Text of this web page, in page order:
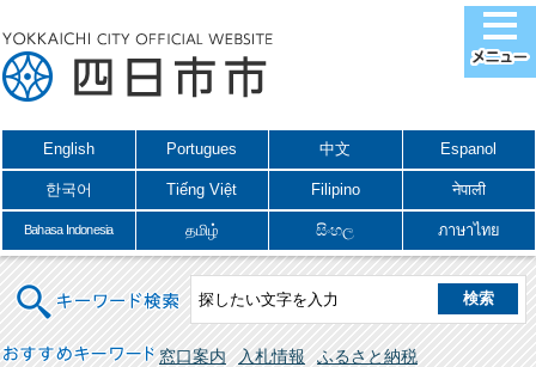
English Portugues 中文 Espanol
한국어 Tiếng Việt Filipino नेपाली
Bahasa Indonesia தமிழ் සිංහල ภาษาไทย
キーワード検索
おすすめキーワード 窓口案内 入札情報
ふるさと納税